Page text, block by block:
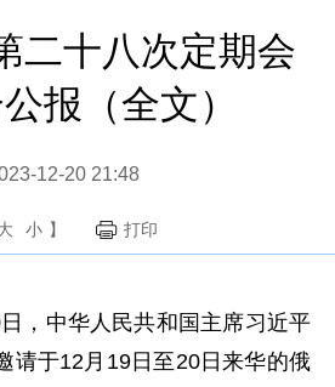
二十八次定期会
报（全文）
12-20 21:48
小 】 打印
，中华人民共和国主席习近平
请于12月19日至20日来华的俄